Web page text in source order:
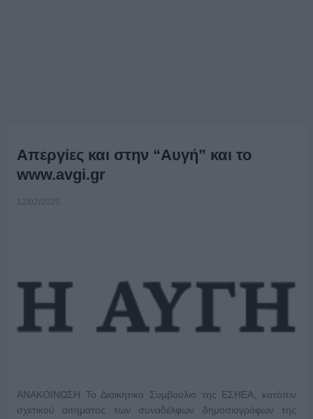
Απεργίες και στην “Αυγή” και το
www.avgi.gr
12/02/2025
ΑΝΑΚΟΙΝΩΣΗ Το Διοικητικό Συμβούλιο της ΕΣΗΕΑ, κατόπιν
σχετικού αιτήματος των συναδέλφων δημοσιογράφων της